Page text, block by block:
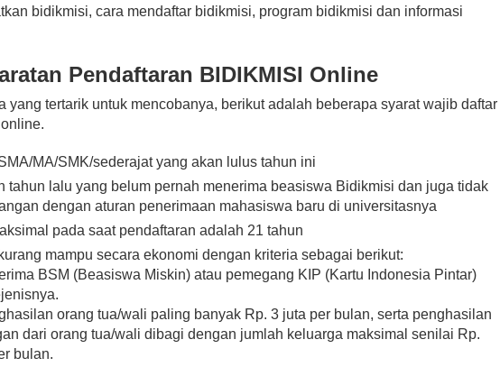
bidikmisi, cara mendaftar bidikmisi, program bidikmisi dan informasi
Pendaftaran BIDIKMISI Online
yang tertarik untuk mencobanya, berikut adalah beberapa syarat wajib daftar
MA/SMK/sederajat yang akan lulus tahun ini
tahun lalu yang belum pernah menerima beasiswa Bidikmisi dan juga tidak
dengan aturan penerimaan mahasiswa baru di universitasnya
pada saat pendaftaran adalah 21 tahun
mampu secara ekonomi dengan kriteria sebagai berikut:
BSM (Beasiswa Miskin) atau pemegang KIP (Kartu Indonesia Pintar)
orang tua/wali paling banyak Rp. 3 juta per bulan, serta penghasilan
dari orang tua/wali dibagi dengan jumlah keluarga maksimal senilai Rp.
bulan.